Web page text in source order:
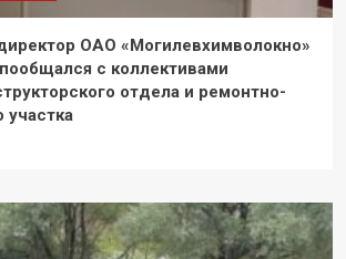
ОАО «Могилевхимволокно»
с коллективами
отдела и ремонтно-
участка